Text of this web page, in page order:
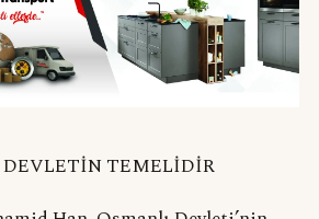
TEMELİDİR